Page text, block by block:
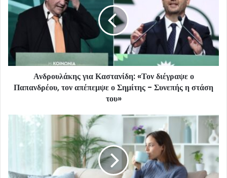
Ανδρουλάκης για Καστανίδη: «Τον διέγραψε ο
Παπανδρέου, τον απέπεμψε ο Σημίτης - Συνεπής η στάση
του»